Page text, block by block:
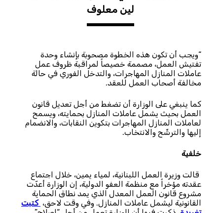
لين معلوف
“ويجب أن تكون هذه الخطوة مصحوبة بإنشاء وحدة
تفتيش العمل، مصممة خصيصاً لمراقبة ظروف عمل
عاملات المنازل المهاجرات، والتدخل الفوري في حالة
مخالفة أصحاب العمل للعقد.
كما ينبغي على الوزارة أن تضغط من أجل تعديل قانون
العمل بحيث يشمل عاملات المنازل بحمايته، ويسمح
لعاملات المنازل المهاجرات بتكوين النقابات، والانضمام
إليها والترشّح والانتخاب.
خلفية
قالت وزيرة العمل اللبنانية، لمياء يمين، خلال اجتماع
عقدته مؤخراً مع منظمة العفو الدولية، إن الوزارة أعدّت
مشروع قانون العمل المعدل الذي يمد نطاق الحماية
القانونية ليشمل عاملات المنازل. وفي وقت لاحق، كتبت